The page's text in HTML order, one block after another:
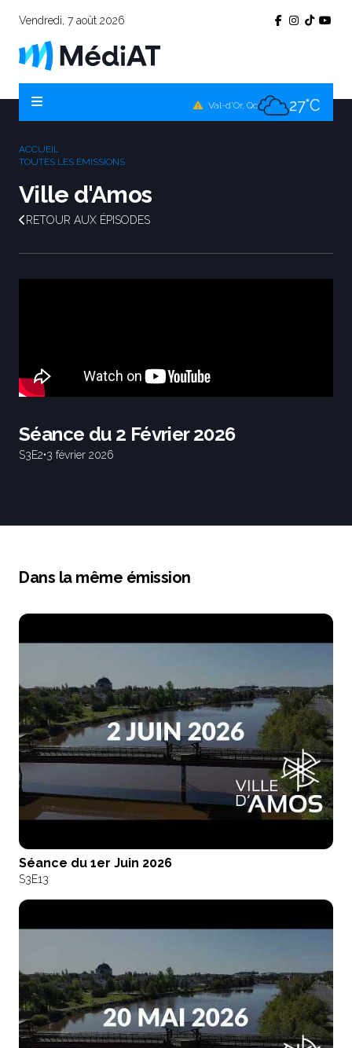
Vendredi, 7 août 2026
Val-d'Or, Qc 27°C
ACCUEIL
TOUTES LES ÉMISSIONS
Ville d'Amos
RETOUR AUX ÉPISODES
Séance du 2 Février 2026
S3E2•3 février 2026
Dans la même émission
Séance du 1er Juin 2026
S3E13